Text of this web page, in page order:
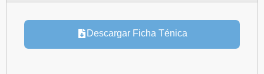
Descargar Ficha Ténica